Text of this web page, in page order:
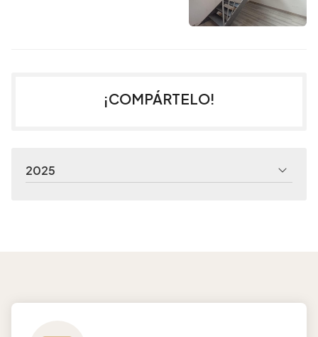
¡COMPÁRTELO!
2025